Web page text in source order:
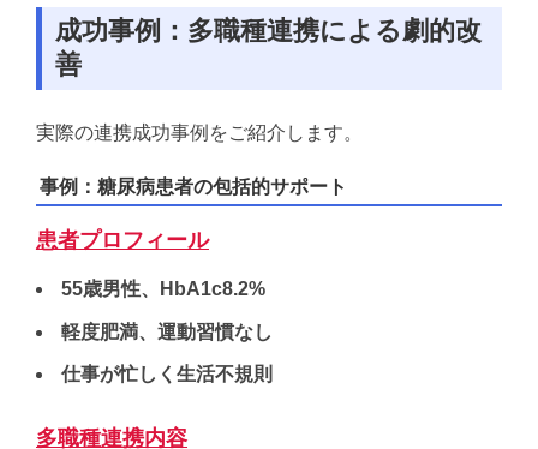
成功事例：多職種連携による劇的改
善
実際の連携成功事例をご紹介します。
事例：糖尿病患者の包括的サポート
患者プロフィール
55歳男性、HbA1c8.2%
軽度肥満、運動習慣なし
仕事が忙しく生活不規則
多職種連携内容